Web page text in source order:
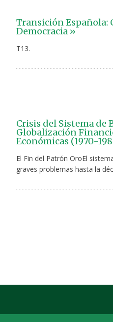
Transición Española:
Democracia »
T13.
Crisis del Sistema de
Globalización
Económicas (1970-
El Fin del Patrón OroEl
graves problemas hasta la